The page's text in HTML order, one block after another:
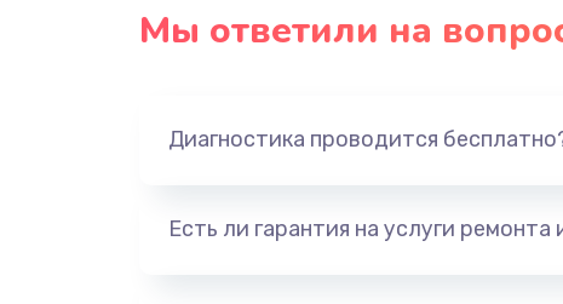
Мы ответили на
Диагностика проводится
Есть ли гарантия на услуги